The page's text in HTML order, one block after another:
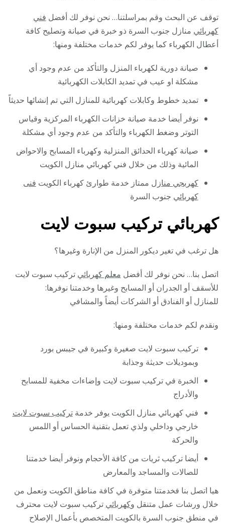
توقف عن البحث وقم بمراسلتنا… نحن نوفر لك أفضل فني
كهربائي منازل جنوب السرة ذو خبرة في صيانة وتصليح كافة
أعطال الكهرباء كما يوفر لكم خدمات مختلفة ومنها:
صيانة دورية لكهرباء المنزل والتأكد من عدم وجود أي
مشكلة او عيب في تمديد الكابلات الكهربائية
تمديد خطوط وكابلات كهربائية للمنازل التي تم إنشائها حديثاً
نوفر أيضا خدمة صيانة خزانات الكهرباء المركزية وقياس
التوتر وضغط الكهرباء والتأكد من عدم وجود أي مشكلة
صيانة كهرباء الحدائق المنزلية وكهرباء المسابح والاحواض
المائية وذلك من خلال فني كهربائي منازل الكويت
كهربجي منازل ممتاز خدمة طوارئ كهرباء الكويت فنى
كهربائي جنوب السرة
كهربائي تركيب سبوت لايت
هل ترغب في تغير ديكور المنزل من الإنارة وغيرها؟
اتصل بنا… نحن نوفر لك أفضل معلم كهربائي تركيب سبوت لايت
للأسقف أو الجدران أو المسابح وغيرها وخدمتنا نوفرها:
للمنازل أو الفنادق أو الشركات أيضاً والمشافي
ونقدم لكم خدمات مختلفة ومنها:
تركيب سبوت لايت صغيرة وكبيرة في جيبس بورد
وبموديلات حديثة وجذابة
الخبرة في تركيب سبوت لايت وإضاءات مخفية للمسابح
والأدراج
فني كهربائي منازل الكويت يوفر خدمةتركيب سبوت لايت
خارجي وداخلي ولذي تعمل بتقنية الحساس أو اللمس
والحركة
أيضا تركيب ثريات من كافة الأحجام ونوفر أيضا خدمتنا
للصالات والمساجد والمعارض
هيا اتصل بنا فخدمتنا متوفرة في كافة مناطق الكويت ونعمل من
خلال ورشات عمل متنقل وكهربائي تركيب سبوت لايت محترف
في منطق جنوب السرة بالكويت المتخصص بأعمال الإصلاح